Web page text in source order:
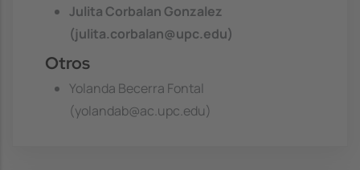
Julita Corbalan Gonzalez
(julita.corbalan@upc.edu)
Otros
Yolanda Becerra Fontal
(yolandab@ac.upc.edu)